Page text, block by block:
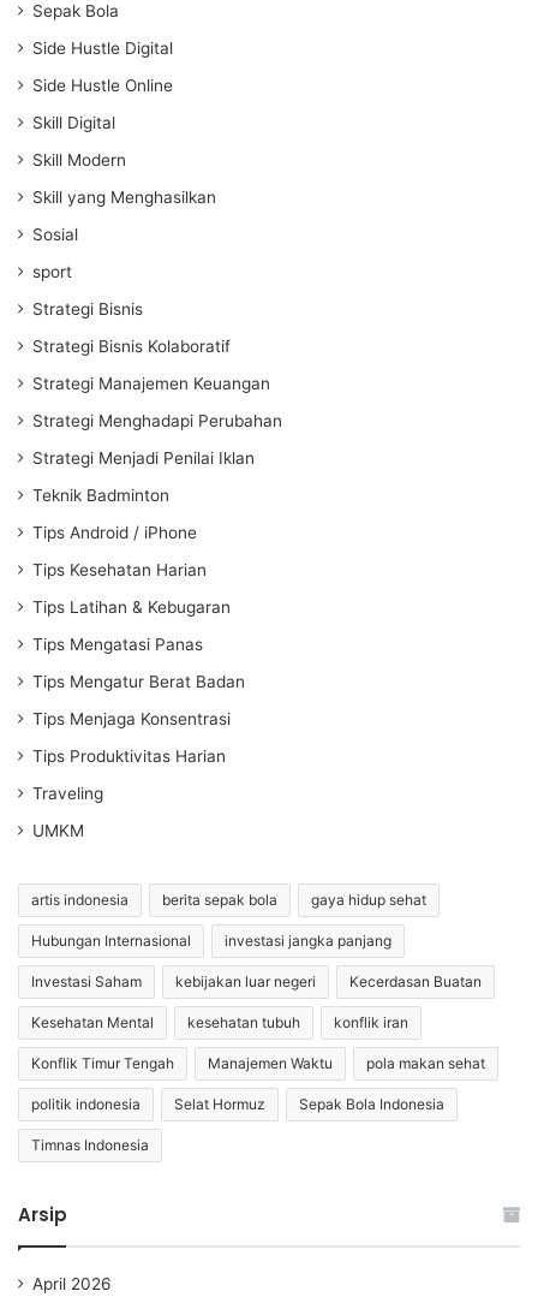
Sepak Bola
Side Hustle Digital
Side Hustle Online
Skill Digital
Skill Modern
Skill yang Menghasilkan
Sosial
sport
Strategi Bisnis
Strategi Bisnis Kolaboratif
Strategi Manajemen Keuangan
Strategi Menghadapi Perubahan
Strategi Menjadi Penilai Iklan
Teknik Badminton
Tips Android / iPhone
Tips Kesehatan Harian
Tips Latihan & Kebugaran
Tips Mengatasi Panas
Tips Mengatur Berat Badan
Tips Menjaga Konsentrasi
Tips Produktivitas Harian
Traveling
UMKM
artis indonesia berita sepak bola gaya hidup sehat
Hubungan Internasional investasi jangka panjang
Investasi Saham kebijakan luar negeri Kecerdasan Buatan
Kesehatan Mental kesehatan tubuh konflik iran
Konflik Timur Tengah Manajemen Waktu pola makan sehat
politik indonesia Selat Hormuz Sepak Bola Indonesia
Timnas Indonesia
Arsip
April 2026